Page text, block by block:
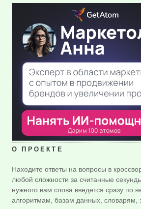
О ПРОЕКТЕ
Находите ответы на вопросы в
любой сложности за считанные
нужного вам слова введется сразу по
алгоритмам, базам данных, словарям,